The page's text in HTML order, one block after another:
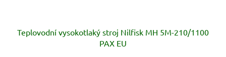
Teplovodní vysokotlaký stroj Nilfisk MH 5M-210/1100
PAX EU